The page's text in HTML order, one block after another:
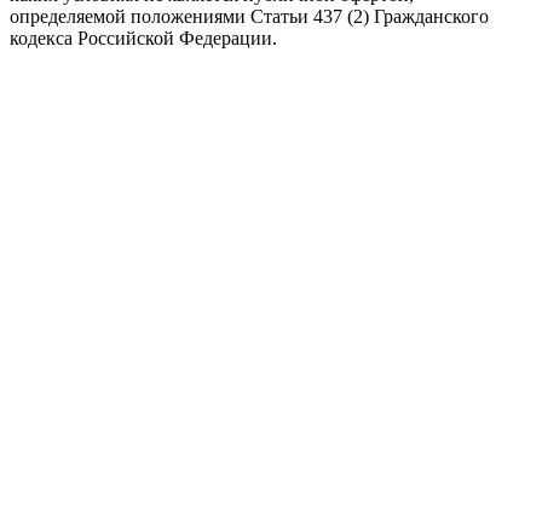
определяемой положениями Статьи 437 (2) Гражданского
кодекса Российской Федерации.